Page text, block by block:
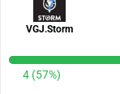
VGJ.Storm
4 (57%)